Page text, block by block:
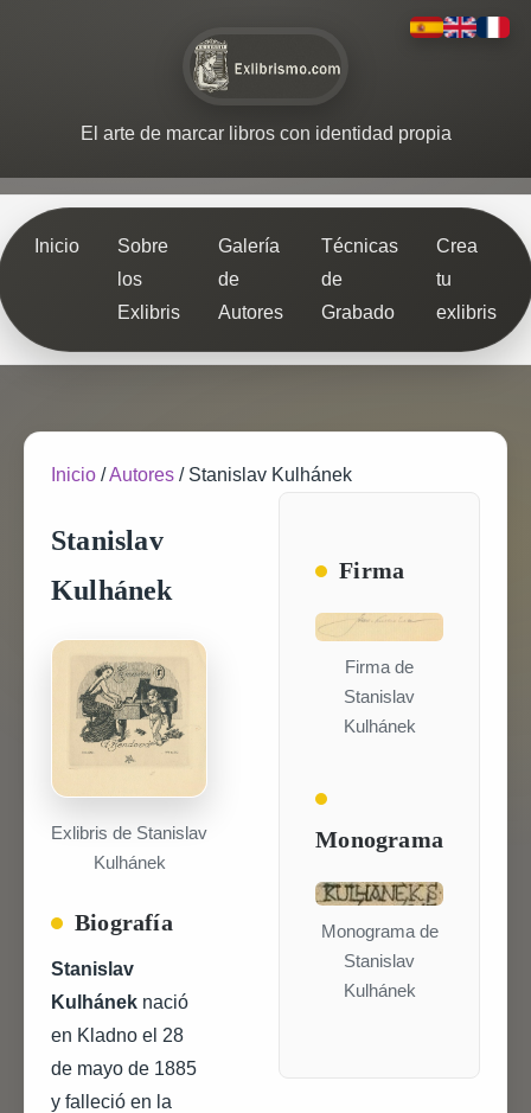
El arte de marcar libros con identidad propia
Inicio
Sobre
los
Exlibris
Galería
de
Autores
Técnicas
de
Grabado
Crea
tu
exlibris
Inicio /Autores / Stanislav Kulhánek
Stanislav
Kulhánek
Exlibris de Stanislav
Kulhánek
Biografía
Stanislav
Kulhánek nació
en Kladno el 28
de mayo de 1885
y falleció en la
Firma
Firma de
Stanislav
Kulhánek
Monograma
Monograma de
Stanislav
Kulhánek